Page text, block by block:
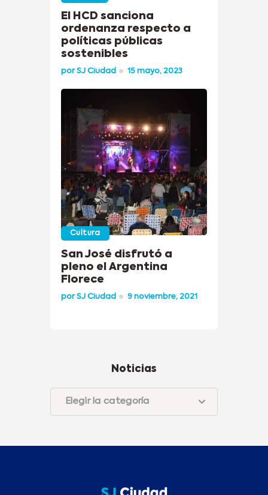
El HCD sanciona
ordenanza respecto a
políticas públicas
sostenibles
porSJ Ciudad 15 mayo, 2023
Cultura
San José disfrutó a
pleno el Argentina
Florece
porSJ Ciudad 9 noviembre, 2021
Noticias